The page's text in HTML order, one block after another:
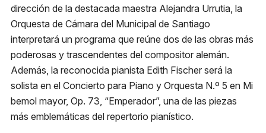
Horarios boletería
Lunes a viernes:10:00 a 19:30 h
Sábado y domingo:11:00 a 16:00 h
+56 9 8255 3149
Concierto Beethoven
dirección de la destacada maestra Alejandra Urrutia, la
Orquesta de Cámara del Municipal de Santiago
interpretará un programa que reúne dos de las obras más
poderosas y trascendentes del compositor alemán.
Además, la reconocida pianista Edith Fischer será la
solista en el Concierto para Piano y Orquesta N.º 5 en Mi
bemol mayor, Op. 73, “Emperador”, una de las piezas
más emblemáticas del repertorio pianístico.